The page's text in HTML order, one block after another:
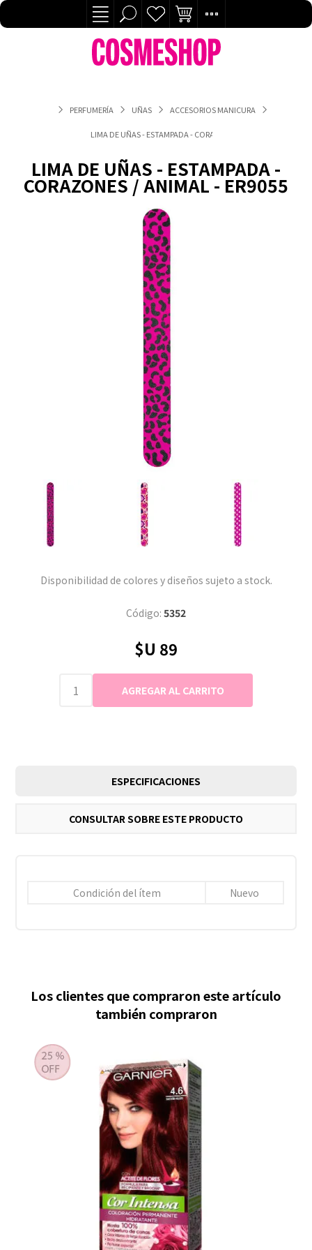
PERFUMERÍA UÑAS ACCESORIOS MANICURA
LIMA DE UÑAS - ESTAMPADA - CORAZONES / ANIMAL - ER9055
LIMA DE UÑAS - ESTAMPADA -
CORAZONES / ANIMAL - ER9055
Disponibilidad de colores y diseños sujeto a stock.
Código: 5352
$U 89
ESPECIFICACIONES
CONSULTAR SOBRE ESTE PRODUCTO
Condición del ítem Nuevo
Los clientes que compraron este artículo
también compraron